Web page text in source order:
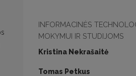
INFORMACINĖS
MOKYMUI IR STUDIJOMS
Kristina Nekrašaitė
Tomas Petkus